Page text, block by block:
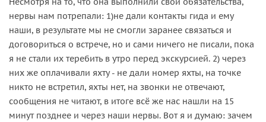
нервы нам потрепали: 1)не дали контакты гида и ему
наши, в результате мы не смогли заранее связаться и
договориться о встрече, но и сами ничего не писали, пока
я не стали их теребить в утро перед экскурсией. 2) через
них же оплачивали яхту - не дали номер яхты, на точке
никто не встретил, яхты нет, на звонки не отвечают,
сообщения не читают, в итоге всё же нас нашли на 15
минут позднее и через наши нервы. Вот я и думаю: зачем